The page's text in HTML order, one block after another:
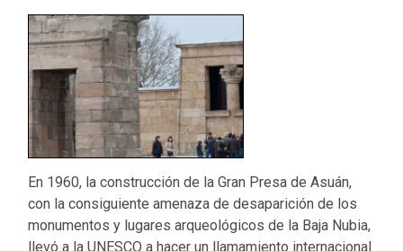
En 1960, la construcción de la Gran Presa de Asuán,
con la consiguiente amenaza de desaparición de los
monumentos y lugares arqueológicos de la Baja Nubia,
llevó a la UNESCO a hacer un llamamiento internacional